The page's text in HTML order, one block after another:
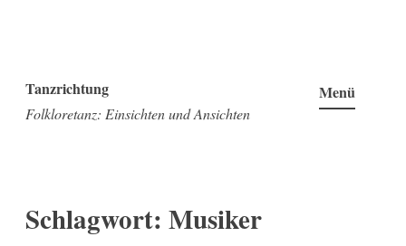
Inhalt
springen
Tanzrichtung
Folkloretanz: Einsichten und Ansichten
Menü
Schlagwort: Musiker